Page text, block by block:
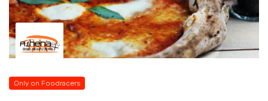
Only on Foodracers